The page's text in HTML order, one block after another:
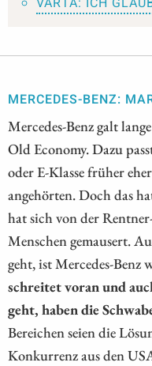
MERCEDES-BENZ:
Mercedes-Benz galt
Old Economy. Dazu
oder E-Klasse früher
angehörten. Doch das
hat sich von der
Menschen gemausert.
geht, ist Mercedes-Benz
schreitet voran und
geht, haben die
Bereichen seien die
Konkurrenz aus den